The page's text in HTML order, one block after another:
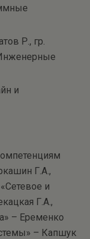
Р., гр.
и
Г.А.,
и
Г.А.,
– Еременко
– Капшук